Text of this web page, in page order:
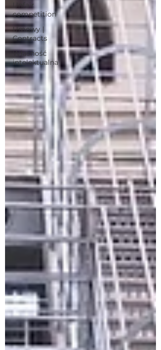
Unfair
competition
Umowy |
Contracts
Własność
intelektualna